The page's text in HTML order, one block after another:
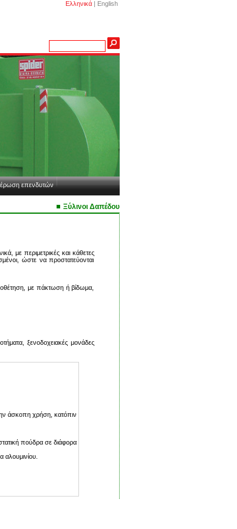
Ελληνικά | English
επενδυτών
Ξύλινοι Δαπέδου
με περιμετρικές και κάθετες
ώστε να προστατεύονται
με πάκτωση ή βίδωμα,
ξενοδοχειακές μονάδες
άσκοπη χρήση, κατόπιν
πούδρα σε διάφορα
αλουμινίου.